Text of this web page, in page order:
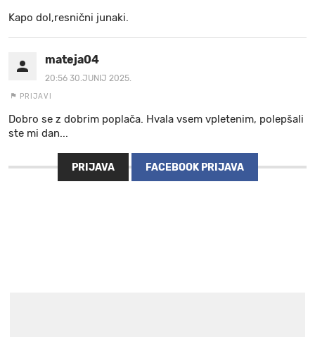
Kapo dol,resnični junaki.
mateja04
20:56 30.JUNIJ 2025.
PRIJAVI
Dobro se z dobrim poplača. Hvala vsem vpletenim, polepšali
ste mi dan...
PRIJAVA FACEBOOK PRIJAVA